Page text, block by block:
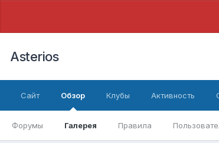
Asterios
Сайт Обзор
Форумы Галерея Правила
Клубы Активность